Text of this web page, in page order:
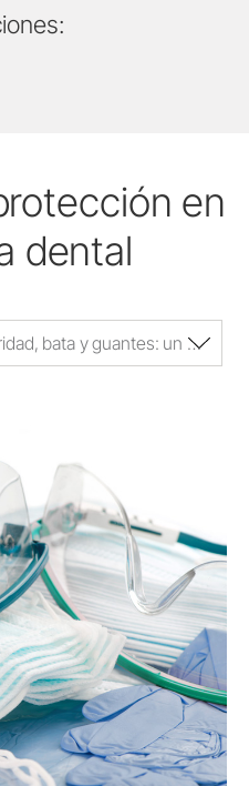
en
dental
Mascarillas, gafas de seguridad, bata y guantes: un recordatorio